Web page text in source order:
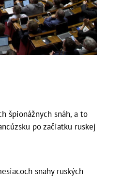
špionážnych snáh, a to
po začiatku ruskej
snahy ruských